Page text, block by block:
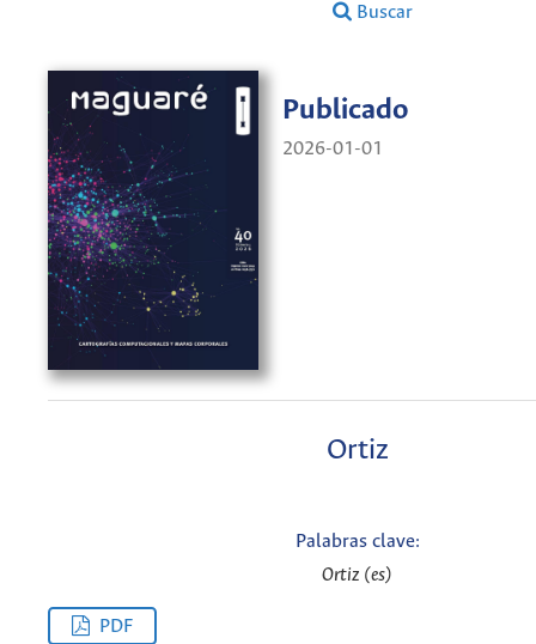
Buscar
Publicado
2026-01-01
Ortiz
Palabras clave:
Ortiz (es)
PDF